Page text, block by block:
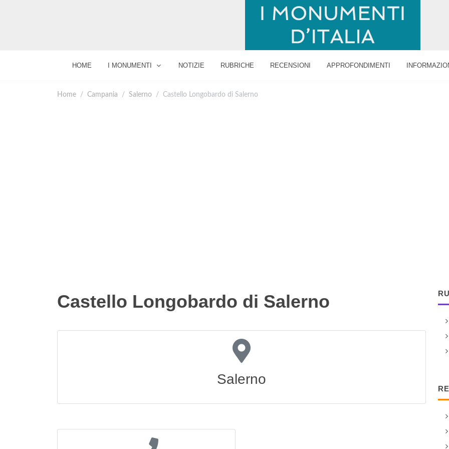
HOME I MONUMENTI NOTIZIE RUBRICHE RECENSIONI APPROFONDIMENTI
Home Campania Salerno Castello Longobardo di Salerno
Castello Longobardo di Salerno
Salerno